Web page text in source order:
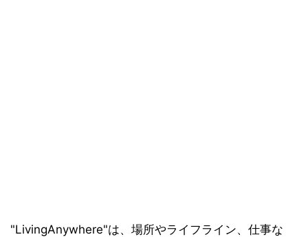
"LivingAnywhere"は、場所やライフライン、仕事な